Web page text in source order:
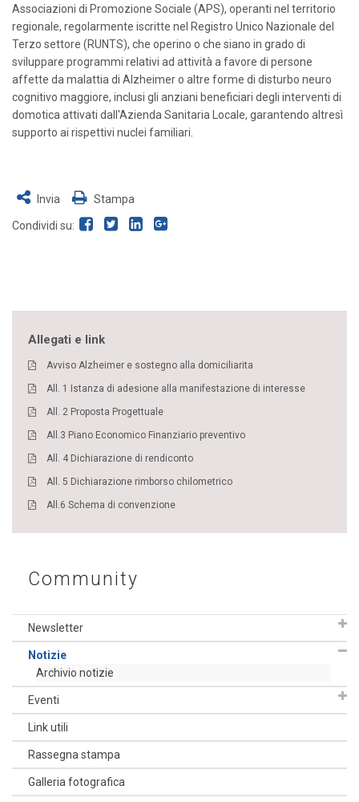
Associazioni di Promozione Sociale (APS), operanti nel territorio
regionale, regolarmente iscritte nel Registro Unico Nazionale del
Terzo settore (RUNTS), che operino o che siano in grado di
sviluppare programmi relativi ad attività a favore di persone
affette da malattia di Alzheimer o altre forme di disturbo neuro
cognitivo maggiore, inclusi gli anziani beneficiari degli interventi di
domotica attivati dall'Azienda Sanitaria Locale, garantendo altresì
supporto ai rispettivi nuclei familiari.
Invia Stampa
Condividi su:
Allegati e link
Avviso Alzheimer e sostegno alla domiciliarita
All. 1 Istanza di adesione alla manifestazione di interesse
All. 2 Proposta Progettuale
All.3 Piano Economico Finanziario preventivo
All. 4 Dichiarazione di rendiconto
All. 5 Dichiarazione rimborso chilometrico
All.6 Schema di convenzione
Community
Newsletter
Notizie
Archivio notizie
Eventi
Link utili
Rassegna stampa
Galleria fotografica